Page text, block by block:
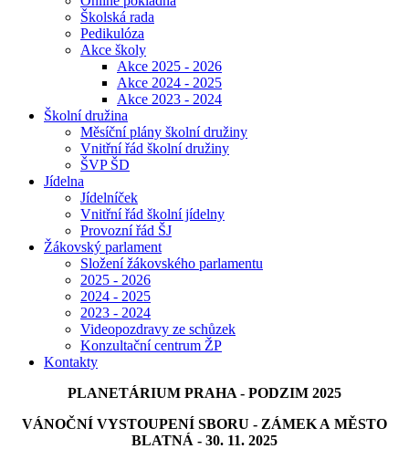
Školská rada
Pedikulóza
Akce školy
Akce 2025 - 2026
Akce 2024 - 2025
Akce 2023 - 2024
Školní družina
Měsíční plány školní družiny
Vnitřní řád školní družiny
ŠVP ŠD
Jídelna
Jídelníček
Vnitřní řád školní jídelny
Provozní řád ŠJ
Žákovský parlament
Složení žákovského parlamentu
2025 - 2026
2024 - 2025
2023 - 2024
Videopozdravy ze schůzek
Konzultační centrum ŽP
Kontakty
PLANETÁRIUM PRAHA - PODZIM 2025
VÁNOČNÍ VYSTOUPENÍ SBORU - ZÁMEK A MĚSTO
BLATNÁ - 30. 11. 2025